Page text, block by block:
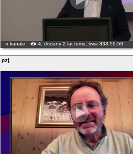
o kanale 4, dodany 2 lat temu, trwa 838:59:59
pzj